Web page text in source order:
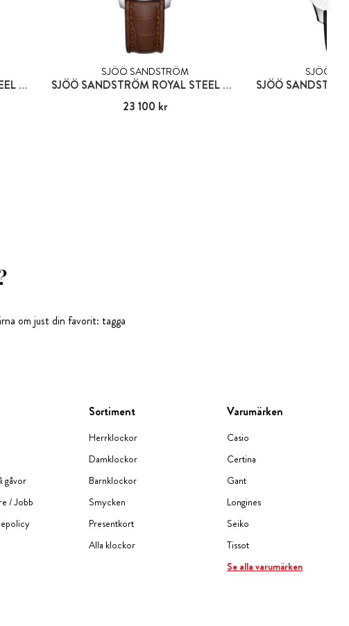
SJÖÖ SANDSTRÖM ROYAL STEEL WORLDTIMER
SJÖÖ SANDSTRÖM
SJÖÖ SANDSTRÖM ROYAL STEEL CLASSIC
Pris:23 100 kr
23 100 kr
SJÖÖ
om just din favorit: tagga
gåvor
/ Jobb
Sortiment
Herrklockor
Damklockor
Barnklockor
Smycken
Presentkort
Alla klockor
Varumärken
Casio
Certina
Gant
Longines
Seiko
Tissot
Se alla varumärken